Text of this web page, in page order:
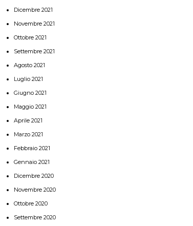
Dicembre 2021
Novembre 2021
Ottobre 2021
Settembre 2021
Agosto 2021
Luglio 2021
Giugno 2021
Maggio 2021
Aprile 2021
Marzo 2021
Febbraio 2021
Gennaio 2021
Dicembre 2020
Novembre 2020
Ottobre 2020
Settembre 2020